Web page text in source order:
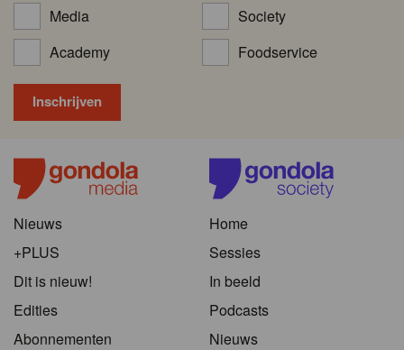
Media
Society
Academy
Foodservice
Nieuws
+PLUS
Dit is nieuw!
Edities
Abonnementen
Home
Sessies
In beeld
Podcasts
Nieuws